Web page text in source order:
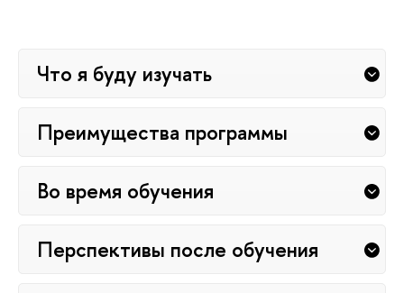
Что я буду изучать
Преимущества программы
Во время обучения
Перспективы после обучения